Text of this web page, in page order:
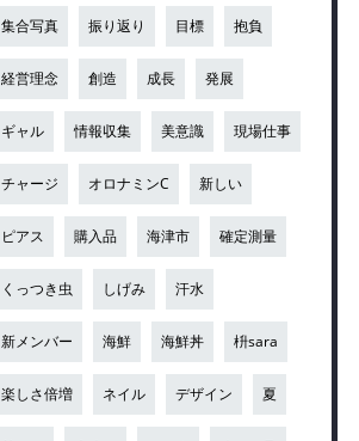
集合写真 振り返り 目標 抱負
経営理念 創造 成長 発展
ギャル 情報収集 美意識 現場仕事
チャージ オロナミンC 新しい
ピアス 購入品 海津市 確定測量
くっつき虫 しげみ 汗水
新メンバー 海鮮 海鮮丼 枡sara
楽しさ倍増 ネイル デザイン 夏